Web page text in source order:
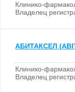
Клинико-
Владелец
АБИТАКСЕЛ
Клинико-
Владелец